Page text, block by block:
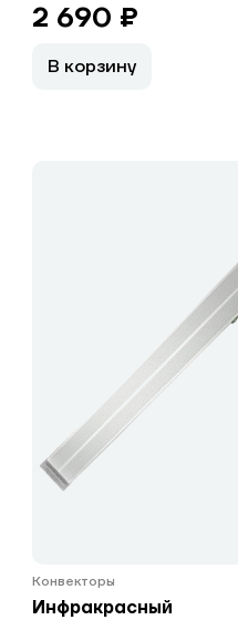
2 690 ₽
В корзину
Конвекторы
Инфракрасный